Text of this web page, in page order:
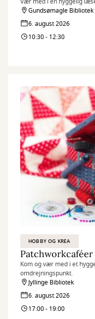
Gundsømagle Bibliotek
6. august 2026
10:30 - 12:30
HOBBY OG KREA
Kom og vær med i et
omdrejningspunkt.
Jyllinge Bibliotek
6. august 2026
17:00 - 19:00